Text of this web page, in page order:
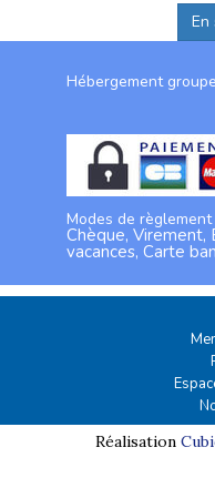
En
Hébergement
Modes de
Chèque, Virement,
vacances, Carte
Réalisation